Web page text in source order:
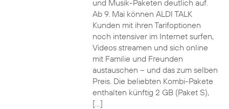
und Musik-Paketen deutlich auf.
Ab 9. Mai können ALDI TALK
Kunden mit ihren Tarifoptionen
noch intensiver im Internet surfen,
Videos streamen und sich online
mit Familie und Freunden
austauschen – und das zum selben
Preis. Die beliebten Kombi-Pakete
enthalten künftig 2 GB (Paket S),
[…]